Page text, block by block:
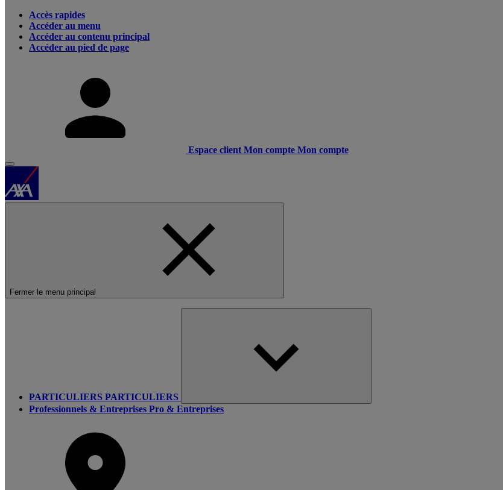
Accès rapides
Accéder au menu
Accéder au contenu principal
Accéder au pied de page
Espace client Mon compte Mon compte
Fermer le menu principal
PARTICULIERS PARTICULIERS
Professionnels & Entreprises Pro & Entreprises